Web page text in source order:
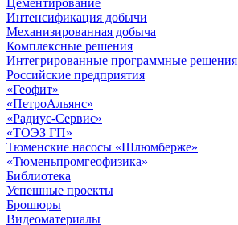
Интенсификация добычи
Механизированная добыча
Комплексные решения
Интегрированные программные решения
Российские предприятия
«Геофит»
«ПетроАльянс»
«Радиус-Сервис»
«ТОЭЗ ГП»
Тюменские насосы «Шлюмберже»
«Тюменьпромгеофизика»
Библиотека
Успешные проекты
Брошюры
Видеоматериалы